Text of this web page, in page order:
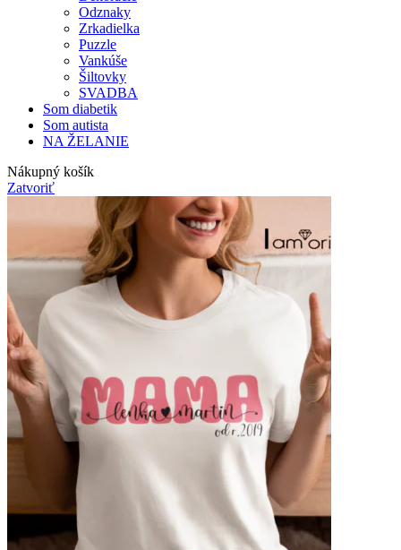
Odznaky
Zrkadielka
Puzzle
Vankúše
Šiltovky
SVADBA
Som diabetik
Som autista
NA ŽELANIE
Nákupný košík
Zatvoriť